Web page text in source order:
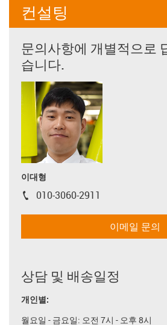
컨설팅
문의사항에 개별적으로
습니다.
이대형
igus-icon-phone
010-3060-2911
이메일 문의
상담 및 배송일정
개인별:
월요일 - 금요일: 오전 7시 - 오후 8시